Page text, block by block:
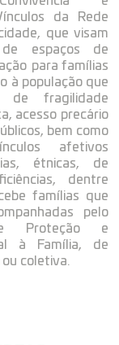
da Rede
que visam
espaços de
para famílias
à população que
fragilidade
acesso precário
bem como
afetivos
étnicas, de
dentre
famílias que
pelo
Proteção e
à Família, de
coletiva.